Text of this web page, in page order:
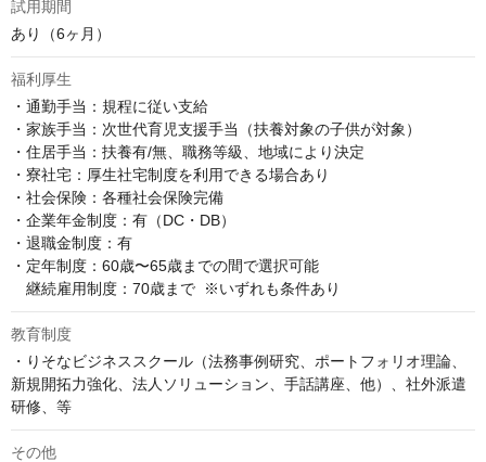
試用期間
あり（6ヶ月）
福利厚生
・通勤手当：規程に従い支給
・家族手当：次世代育児支援手当（扶養対象の子供が対象）
・住居手当：扶養有/無、職務等級、地域により決定
・寮社宅：厚生社宅制度を利用できる場合あり
・社会保険：各種社会保険完備
・企業年金制度：有（DC・DB）
・退職金制度：有
・定年制度：60歳〜65歳までの間で選択可能
継続雇用制度：70歳まで  ※いずれも条件あり
教育制度
・りそなビジネススクール（法務事例研究、ポートフォリオ理論、
新規開拓力強化、法人ソリューション、手話講座、他）、社外派遣
研修、等
その他